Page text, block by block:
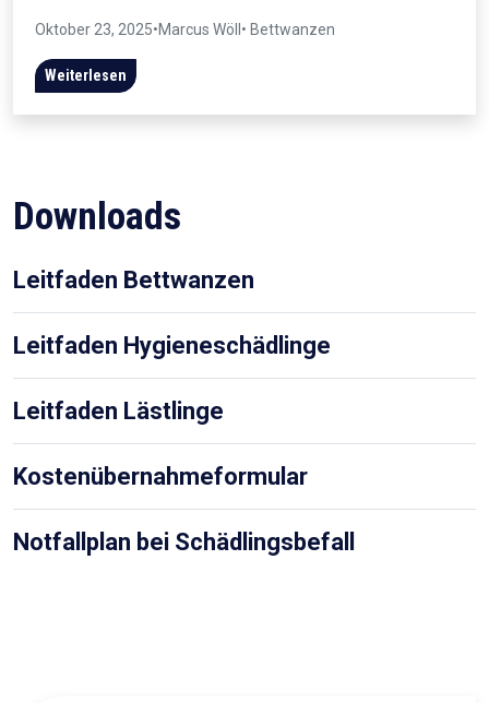
Oktober 23, 2025•Marcus Wöll • Bettwanzen
Weiterlesen
Downloads
Leitfaden Bettwanzen
Leitfaden Hygieneschädlinge
Leitfaden Lästlinge
Kostenübernahmeformular
Notfallplan bei Schädlingsbefall